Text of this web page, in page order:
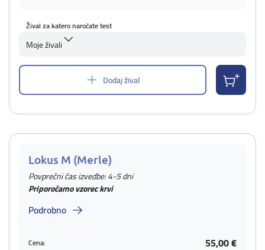
Žival za katero naročate test
Moje živali
Dodaj žival
Lokus M (Merle)
Povprečni čas izvedbe: 4-5 dni
Priporočamo vzorec krvi
Podrobno
Cena: 55,00 €